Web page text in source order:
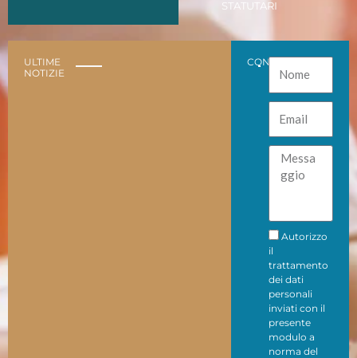
STATUTARI
ULTIME
NOTIZIE
CONTATTACI
Nome
Messaggio
Privacy
Autorizzo
il
trattamento
dei dati
personali
inviati con il
presente
modulo a
norma del